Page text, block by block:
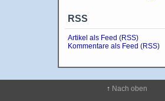
RSS
Artikel als Feed (RSS)
Kommentare als Feed (RSS)
↑ Nach oben